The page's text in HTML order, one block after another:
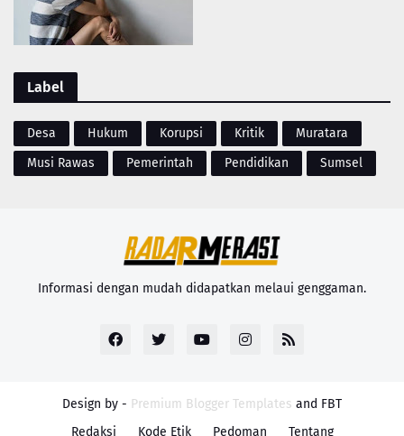
Label
Desa Hukum Korupsi Kritik
Muratara
Musi Rawas
Pemerintah Pendidikan Sumsel
Informasi dengan mudah didapatkan melaui genggaman.
Design by - Premium Blogger Templates and FBT
Redaksi
Kode Etik Pedoman Tentang